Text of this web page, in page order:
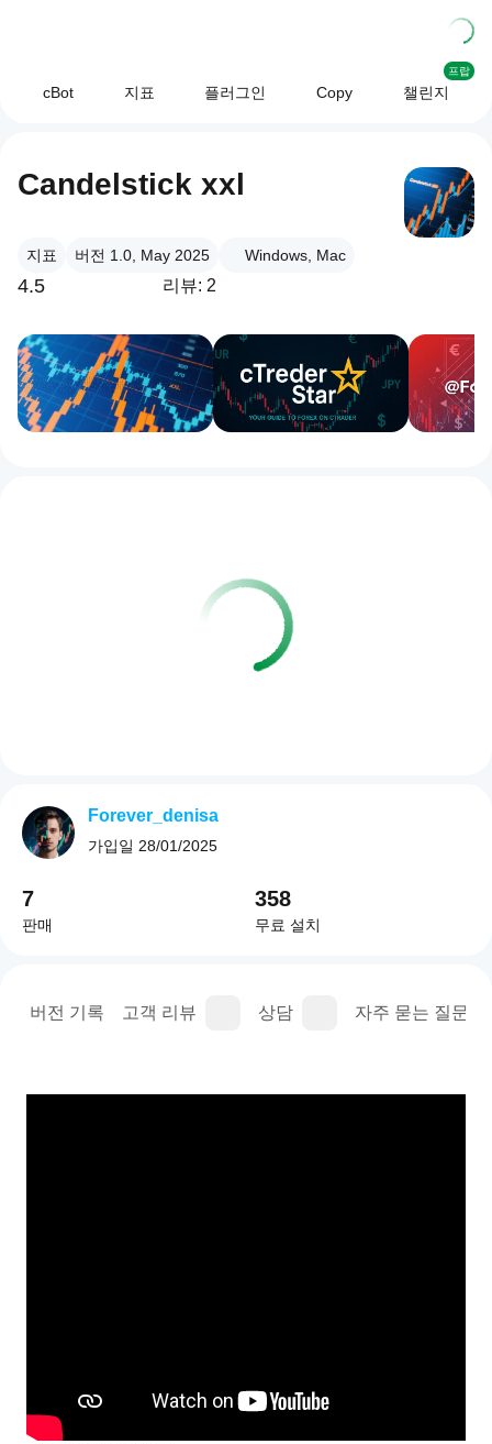
cBot 지표 플러그인 Copy 챌린지
프랍
Candelstick xxl
지표 버전 1.0, May 2025 Windows, Mac
4.5 리뷰: 2
버전 기록 고객 리뷰 상담 자주 묻는 질문
Forever_denisa
가입일 28/01/2025
7
판매
358
무료 설치